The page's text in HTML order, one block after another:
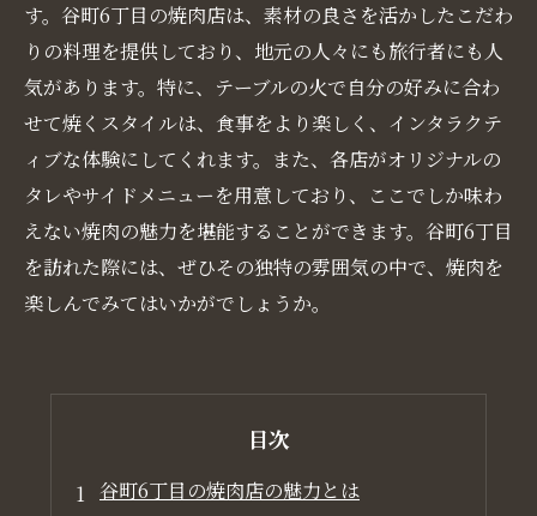
す。谷町6丁目の焼肉店は、素材の良さを活かしたこだわ
りの料理を提供しており、地元の人々にも旅行者にも人
気があります。特に、テーブルの火で自分の好みに合わ
せて焼くスタイルは、食事をより楽しく、インタラクテ
ィブな体験にしてくれます。また、各店がオリジナルの
タレやサイドメニューを用意しており、ここでしか味わ
えない焼肉の魅力を堪能することができます。谷町6丁目
を訪れた際には、ぜひその独特の雰囲気の中で、焼肉を
楽しんでみてはいかがでしょうか。
目次
谷町6丁目の焼肉店の魅力とは